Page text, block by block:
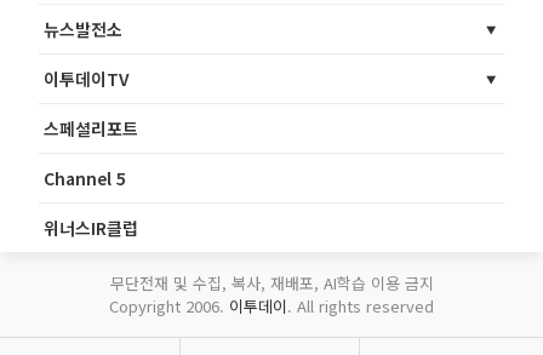
뉴스발전소
이투데이TV
스페셜리포트
Channel 5
위너스IR클럽
무단전재 및 수집, 복사, 재배포, AI학습 이용 금지
Copyright 2006. 이투데이. All rights reserved